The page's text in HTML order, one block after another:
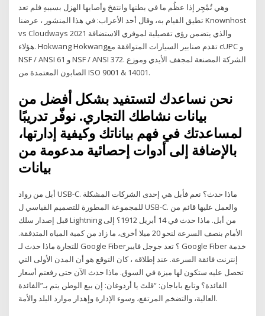
وهي تُمْجِر إذا عظُم ما في بطنها وانتفخ وأصابها الهزل بسببهِ فلم تعد
تطيق القيام به، وقال أحد الأعراب: في هذا المنشور ، عرضنا Knownhost
vs Cloudways 2021 والذي يتضمن رؤى تفصيلية لموفري الاستضافة
هؤلاء. Hokwang Hokwangتقدم صنابير السيارات المتوافقة مع cUPC و
NSF / ANSI 61 و NSF / ANSI 372. الشركة المصنعة لمجفف الأيدي وموزع
الصابون المعتمدة من ISO 9001 & 14001.
نحن نساعدك لتستفيد بشكل أفضل من
بيانات نشاطك التجاري. نوفّر تدريبًا
لمساعدتك في فهم بياناتك وكيفية إدارتها،
بالإضافة إلى أدوات إحصائية مدعومة من
أبل من رواد USB-C. ماذا حدث؟ نعم فأبل هي إحدى الشركات المشكلة
للمجموعة المطورة للتصميم القياسي ل USB-C. والعمل عليها قائم من
قبل إصدار سلك Lightning من أبل. ماذا حدث في 14 أبريل 1912؟ إلى
الأمام بنصف السرعة لنحو 20 ميلا أخرى، ما زاد من كمية المياه المتدفقة.
للتجارة ماذا حدث لـ Google Fiber؟ تعد جوجل فايبر Google Fiber خدمة
إنترنت فائقة السرعة. عند إطلاقه ، كان التوقع هو أن المدن الأولى التي
تحصل عليه ستكون لها ميزة في السوق. ماذا حدث الآن حتى رفعتم أسعار
الفائدة؟ وتابع باباجان: “قلتَ يا أردوغان: إن بيع الوطن يتم بـ”الفائدة
العالية، والتضخم المرتفع، وسوء الإدارة وإهدار موارد البلد والأمة.